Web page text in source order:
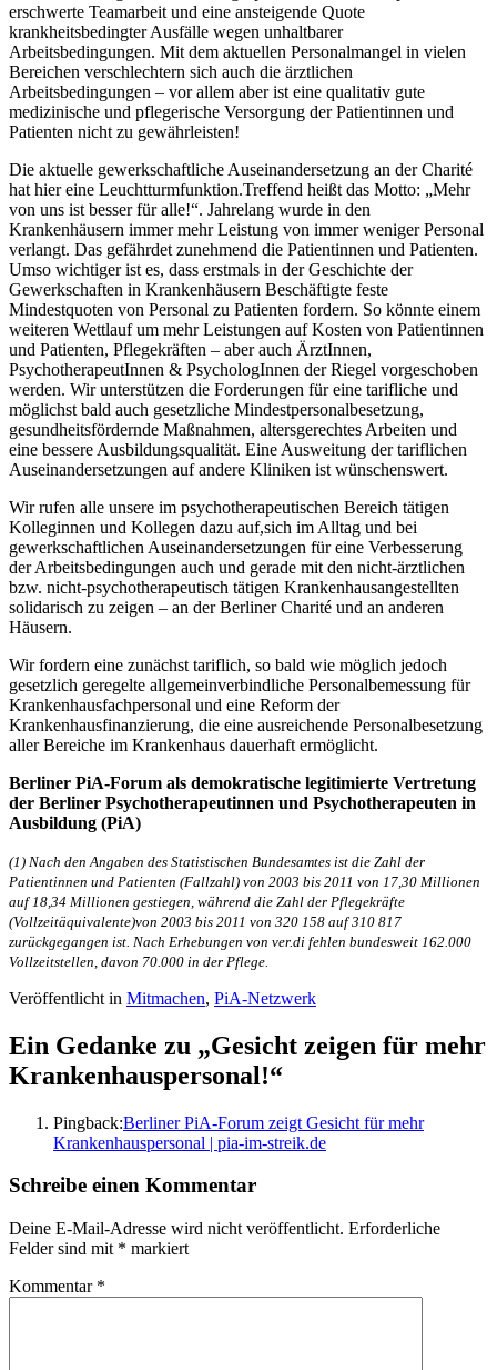
erschwerte Teamarbeit und eine ansteigende Quote
krankheitsbedingter Ausfälle wegen unhaltbarer
Arbeitsbedingungen. Mit dem aktuellen Personalmangel in vielen
Bereichen verschlechtern sich auch die ärztlichen
Arbeitsbedingungen – vor allem aber ist eine qualitativ gute
medizinische und pflegerische Versorgung der Patientinnen und
Patienten nicht zu gewährleisten!
Die aktuelle gewerkschaftliche Auseinandersetzung an der Charité
hat hier eine Leuchtturmfunktion.Treffend heißt das Motto: „Mehr
von uns ist besser für alle!“. Jahrelang wurde in den
Krankenhäusern immer mehr Leistung von immer weniger Personal
verlangt. Das gefährdet zunehmend die Patientinnen und Patienten.
Umso wichtiger ist es, dass erstmals in der Geschichte der
Gewerkschaften in Krankenhäusern Beschäftigte feste
Mindestquoten von Personal zu Patienten fordern. So könnte einem
weiteren Wettlauf um mehr Leistungen auf Kosten von Patientinnen
und Patienten, Pflegekräften – aber auch ÄrztInnen,
PsychotherapeutInnen & PsychologInnen der Riegel vorgeschoben
werden. Wir unterstützen die Forderungen für eine tarifliche und
möglichst bald auch gesetzliche Mindestpersonalbesetzung,
gesundheitsfördernde Maßnahmen, altersgerechtes Arbeiten und
eine bessere Ausbildungsqualität. Eine Ausweitung der tariflichen
Auseinandersetzungen auf andere Kliniken ist wünschenswert.
Wir rufen alle unsere im psychotherapeutischen Bereich tätigen
Kolleginnen und Kollegen dazu auf,sich im Alltag und bei
gewerkschaftlichen Auseinandersetzungen für eine Verbesserung
der Arbeitsbedingungen auch und gerade mit den nicht-ärztlichen
bzw. nicht-psychotherapeutisch tätigen Krankenhausangestellten
solidarisch zu zeigen – an der Berliner Charité und an anderen
Häusern.
Wir fordern eine zunächst tariflich, so bald wie möglich jedoch
gesetzlich geregelte allgemeinverbindliche Personalbemessung für
Krankenhausfachpersonal und eine Reform der
Krankenhausfinanzierung, die eine ausreichende Personalbesetzung
aller Bereiche im Krankenhaus dauerhaft ermöglicht.
Berliner PiA-Forum als demokratische legitimierte Vertretung
der Berliner Psychotherapeutinnen und Psychotherapeuten in
Ausbildung (PiA)
(1) Nach den Angaben des Statistischen Bundesamtes ist die Zahl der
Patientinnen und Patienten (Fallzahl) von 2003 bis 2011 von 17,30 Millionen
auf 18,34 Millionen gestiegen, während die Zahl der Pflegekräfte
(Vollzeitäquivalente)von 2003 bis 2011 von 320 158 auf 310 817
zurückgegangen ist. Nach Erhebungen von ver.di fehlen bundesweit 162.000
Vollzeitstellen, davon 70.000 in der Pflege.
Veröffentlicht in Mitmachen, PiA-Netzwerk
Ein Gedanke zu „Gesicht zeigen für mehr
Krankenhauspersonal!“
Pingback:Berliner PiA-Forum zeigt Gesicht für mehr
Krankenhauspersonal | pia-im-streik.de
Schreibe einen Kommentar
Deine E-Mail-Adresse wird nicht veröffentlicht. Erforderliche
Felder sind mit * markiert
Kommentar *